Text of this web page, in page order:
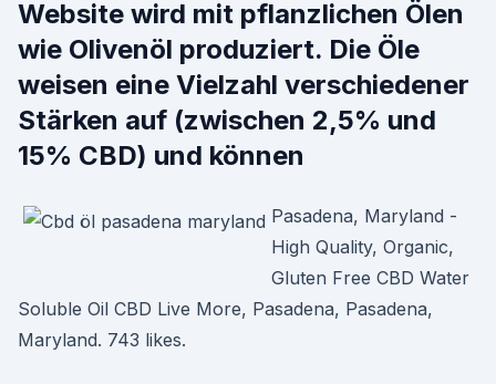
Website wird mit pflanzlichen Ölen
wie Olivenöl produziert. Die Öle
weisen eine Vielzahl verschiedener
Stärken auf (zwischen 2,5% und
15% CBD) und können
Pasadena, Maryland -
High Quality, Organic,
Gluten Free CBD Water
Soluble Oil CBD Live More, Pasadena, Pasadena,
Maryland. 743 likes.